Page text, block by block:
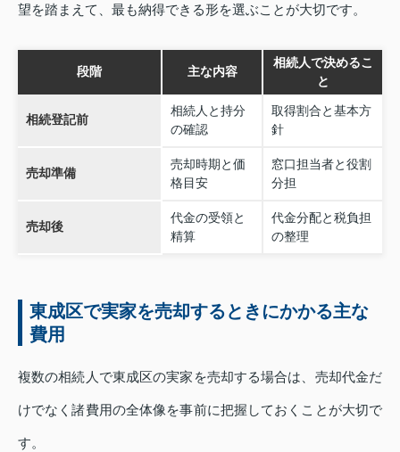
望を踏まえて、最も納得できる形を選ぶことが大切です。
段階 主な内容
相続人で決めるこ
と
相続登記前
相続人と持分
の確認
取得割合と基本方
針
売却準備
売却時期と価
格目安
窓口担当者と役割
分担
売却後
代金の受領と
精算
代金分配と税負担
の整理
東成区で実家を売却するときにかかる主な
費用
複数の相続人で東成区の実家を売却する場合は、売却代金だ
けでなく諸費用の全体像を事前に把握しておくことが大切で
す。